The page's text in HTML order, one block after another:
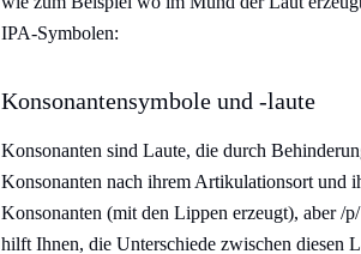
IPA-Symbolen:
Konsonantensymbole und -laute
Konsonanten sind Laute, die durch
Konsonanten nach ihrem Artikulationsort und
Konsonanten (mit den Lippen erzeugt), aber /
hilft Ihnen, die Unterschiede zwischen diesen